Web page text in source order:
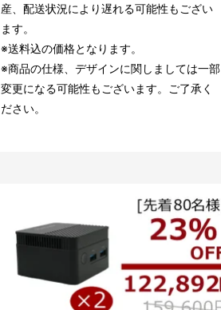
産、配送状況により遅れる可能性もござい
ます。
※送料込の価格となります。
※商品の仕様、デザインに関しましては一部
変更になる可能性もございます。ご了承く
ださい。